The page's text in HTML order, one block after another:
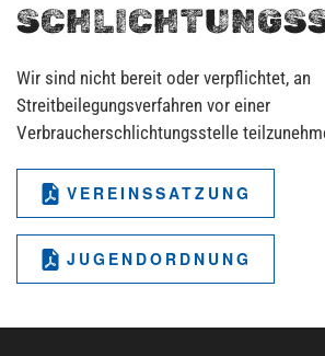
Wir sind nicht bereit oder verpflichtet, an
Streitbeilegungsverfahren vor einer
Verbraucherschlichtungsstelle
VEREINSSATZUNG
JUGENDORDNUNG